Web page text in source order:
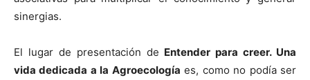
sinergias.
El lugar de presentación de Entender para creer. Una
vida dedicada a la Agroecología es, como no podía ser